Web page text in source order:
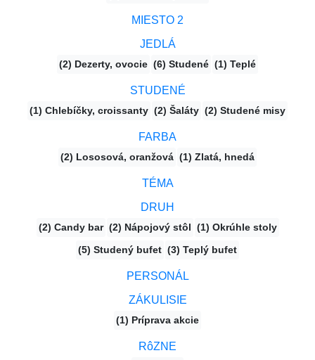
MIESTO 2
JEDLÁ
(2) Dezerty, ovocie (6) Studené (1) Teplé
STUDENÉ
(1) Chlebíčky, croissanty (2) Šaláty (2) Studené misy
FARBA
(2) Lososová, oranžová (1) Zlatá, hnedá
TÉMA
DRUH
(2) Candy bar (2) Nápojový stôl (1) Okrúhle stoly
(5) Studený bufet (3) Teplý bufet
PERSONÁL
ZÁKULISIE
(1) Príprava akcie
RôZNE